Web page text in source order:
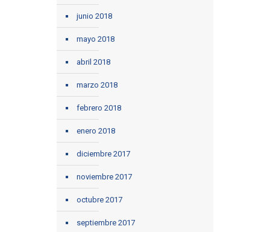
junio 2018
mayo 2018
abril 2018
marzo 2018
febrero 2018
enero 2018
diciembre 2017
noviembre 2017
octubre 2017
septiembre 2017